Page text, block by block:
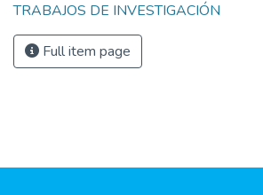
TRABAJOS DE INVESTIGACIÓN
Full item page